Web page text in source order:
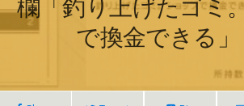
で換金できる